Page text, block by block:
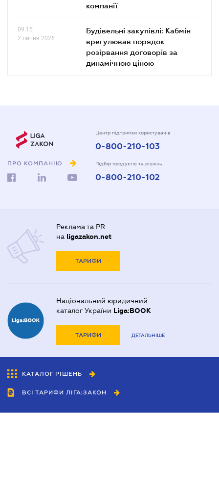
компанії
09.15
2 липня 2026
Будівельні закупівлі: Кабмін
врегулював порядок
розірвання договорів за
динамічною ціною
ПРО КОМПАНІЮ
Центр підтримки користувачів
0-800-210-103
Підбір продуктів та рішень
0-800-210-102
Реклама та PR
на ligazakon.net
ТАРИФИ
Національний юридичний
каталог України Liga:BOOK
ТАРИФИ ДЕТАЛЬНІШЕ
КАТАЛОГ РІШЕНЬ
ВСІ ТАРИФИ ЛІГА:ЗАКОН